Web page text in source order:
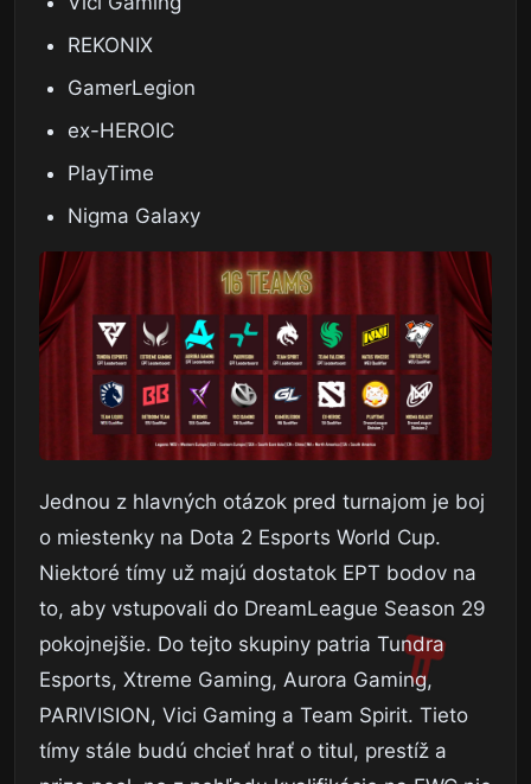
REKONIX
GamerLegion
ex-HEROIC
PlayTime
Nigma Galaxy
Jednou z hlavných otázok pred turnajom je boj
o miestenky na Dota 2 Esports World Cup.
Niektoré tímy už majú dostatok EPT bodov na
to, aby vstupovali do DreamLeague Season 29
pokojnejšie. Do tejto skupiny patria Tundra
Esports, Xtreme Gaming, Aurora Gaming,
PARIVISION, Vici Gaming a Team Spirit. Tieto
tímy stále budú chcieť hrať o titul, prestíž a